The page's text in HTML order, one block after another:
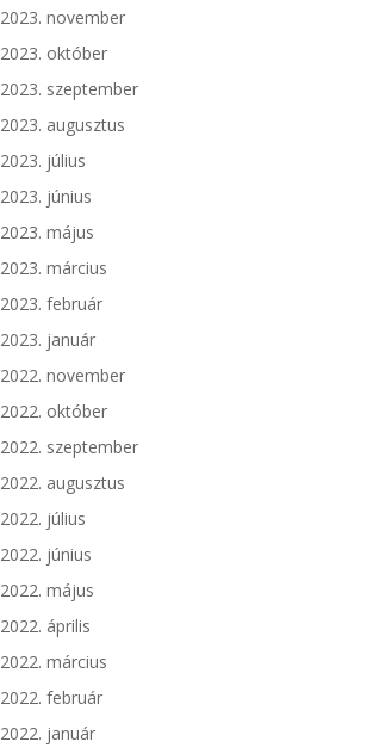
2023. november
2023. október
2023. szeptember
2023. augusztus
2023. július
2023. június
2023. május
2023. március
2023. február
2023. január
2022. november
2022. október
2022. szeptember
2022. augusztus
2022. július
2022. június
2022. május
2022. április
2022. március
2022. február
2022. január